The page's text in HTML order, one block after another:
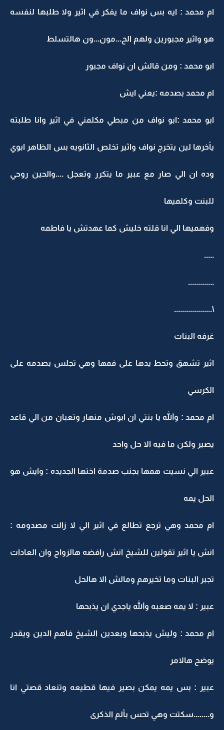
ام محمد : ايه بس نواف ما يفكر في اثير ولا طلبها لنفسه
هو واثير مجبورين ولهم الح...مون...ون هالتسلط
ابو محمد : ومن قالش ان نواف مجبور
ام محمد بصدمه :يعني ايش
ابو محمد :ابو نواف من مبطي مكلمني في اثير وانا طلبته
يأخرها لين يتخرج نواف واثير تخلص الثانويه بس الظاهر ابوي
وده ان الي صار مع عبير ما يتكرر وتعجل ....والحين روحي
للبنت وكلميها
وفهميها الي انا قلته خليش كما عهدتش يا فاطمه
.....
.............
\...................
غرفه البنات
اثير تشهق وتحط يدها على فمها وهي تجلس بصدمه على
الكرسي
ام محمد : والله يا بنتي ان ابوش منهار وتعبان من الي قاعد
يصير ولكن ما فيه الا حل واحد
عبير الي نسيت همها بجنب صدمة اختها الجديده : وايش هو
الحل يمه
ام محمد وهي ترجع تطالع في اثير الي لا زالت مصدومه :
انش يا اثير تقولين للشيخ انش رافضه هالزواج وان العادات
تجبر البنات وما تخيرهم ومالش الا هالحل
عبير : لا يمه صعبه والله ياجدي ان يذبحها
ام محمد : وليش يذبحها وبعدين الشيخ فاهم الدين ويقدر
يوضح هالامر
عبير : بس يمه يمكن بصير فيها قطيعه وتنعاد قصتي انا
و........سكتت وهي تحس بألم الذكرى